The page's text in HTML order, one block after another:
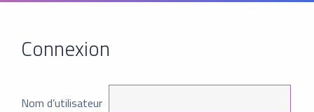
Connexion
Nom d’utilisateur